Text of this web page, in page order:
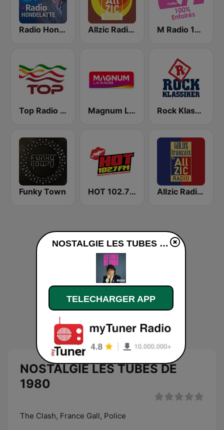
Radio Hondelatte Allzic Radio Années 70 M Radio 100% Enfoirés
Top Radio | España Magnum La Radio Rock Klassiker
Funky Town HOT 102.7 FM Allzic Radio GOLD Français
NOSTALGIE LES TUBES DE
1980
The Clash, France Gall, Police
NOSTALGIE LES TUBES DE 1980 en ligne
TELECHARGER APP